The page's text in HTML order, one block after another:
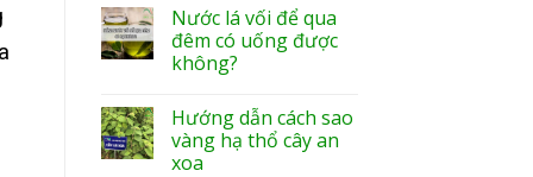
Nước lá vối để qua
đêm có uống được
không?
Hướng dẫn cách sao
vàng hạ thổ cây an
xoa